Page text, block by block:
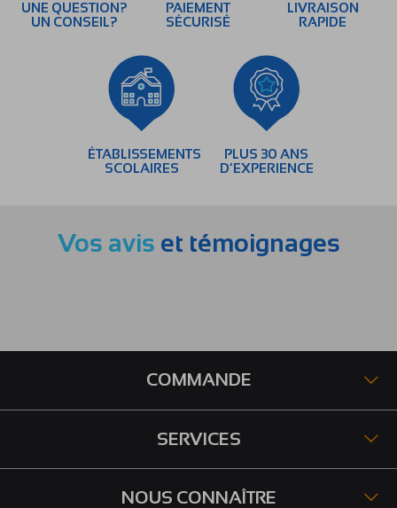
UNE QUESTION?
UN CONSEIL?
PAIEMENT
SÉCURISÉ
LIVRAISON
RAPIDE
ÉTABLISSEMENTS
SCOLAIRES
PLUS 30 ANS
D’EXPERIENCE
Vos avis et témoignages
COMMANDE
SERVICES
NOUS CONNAÎTRE